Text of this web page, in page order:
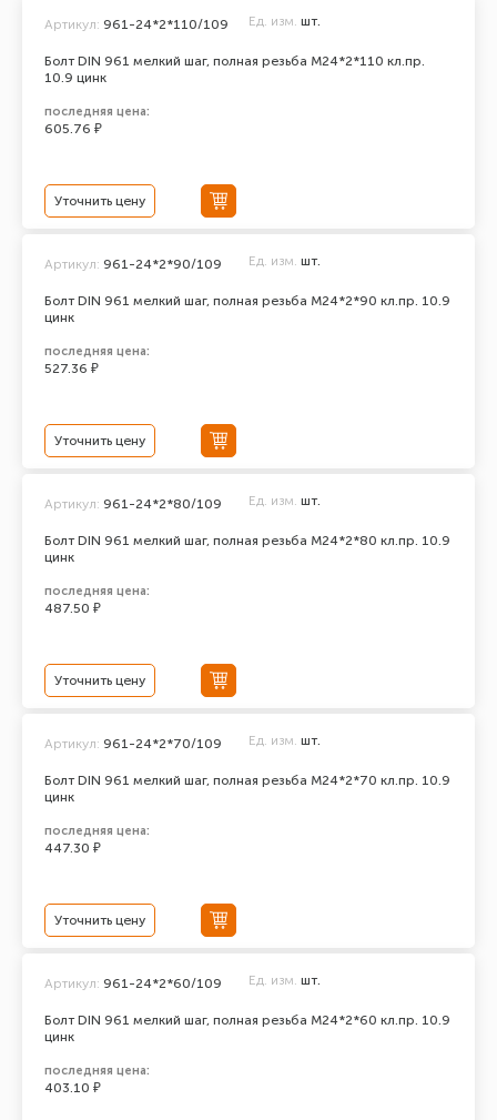
Болт DIN 961 мелкий шаг, полная резьба M24*2*110 кл.пр.
10.9 цинк
Артикул: 961-24*2*110/109 Ед. изм. шт.
последняя цена:
605.76 ₽
Уточнить цену
Болт DIN 961 мелкий шаг, полная резьба M24*2*90 кл.пр. 10.9
цинк
Артикул: 961-24*2*90/109 Ед. изм. шт.
последняя цена:
527.36 ₽
Уточнить цену
Болт DIN 961 мелкий шаг, полная резьба M24*2*80 кл.пр. 10.9
цинк
Артикул: 961-24*2*80/109 Ед. изм. шт.
последняя цена:
487.50 ₽
Уточнить цену
Болт DIN 961 мелкий шаг, полная резьба M24*2*70 кл.пр. 10.9
цинк
Артикул: 961-24*2*70/109 Ед. изм. шт.
последняя цена:
447.30 ₽
Уточнить цену
Болт DIN 961 мелкий шаг, полная резьба M24*2*60 кл.пр. 10.9
цинк
Артикул: 961-24*2*60/109 Ед. изм. шт.
последняя цена:
403.10 ₽